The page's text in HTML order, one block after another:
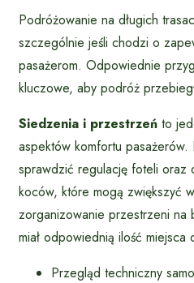
Podróżowanie na długich
szczególnie jeśli chodzi o
pasażerom. Odpowiednie
kluczowe, aby podróż
Siedzenia i przestrzeń to
aspektów komfortu
sprawdzić regulację foteli oraz
koców, które mogą zwiększyć
zorganizowanie przestrzeni na
miał odpowiednią ilość miejsca
Przegląd techniczny